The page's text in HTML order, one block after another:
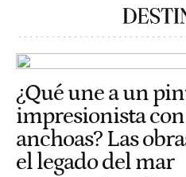
¿Qué une a un
impresionista
anchoas? Las
el legado del mar